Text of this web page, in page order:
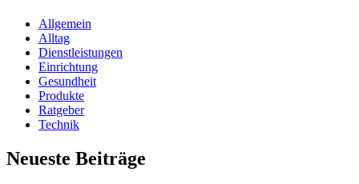
Allgemein
Alltag
Dienstleistungen
Einrichtung
Gesundheit
Produkte
Ratgeber
Technik
Neueste Beiträge